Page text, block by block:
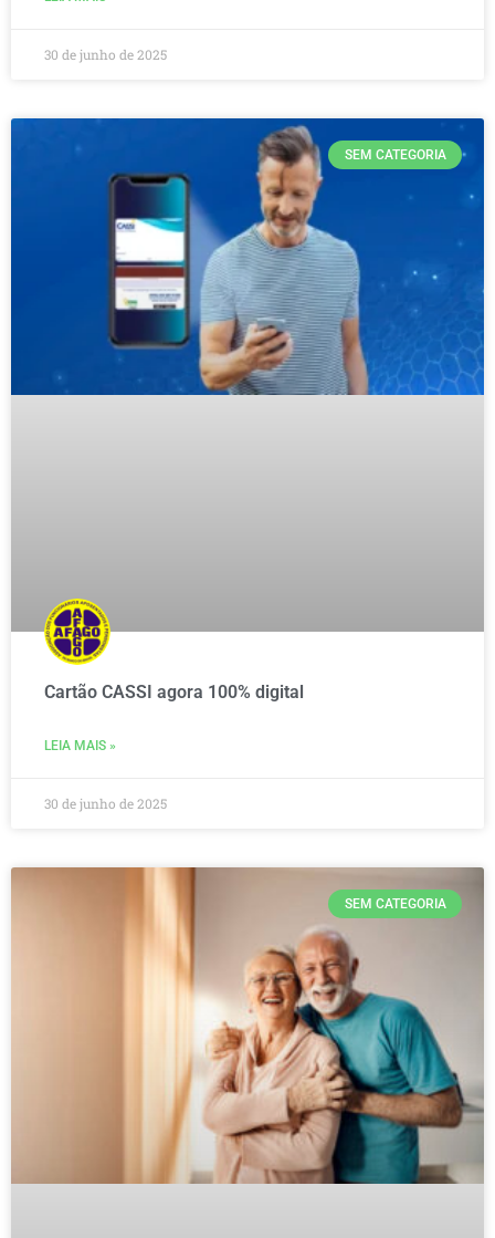
30 de junho de 2025
SEM CATEGORIA
Cartão CASSI agora 100% digital
LEIA MAIS »
30 de junho de 2025
SEM CATEGORIA